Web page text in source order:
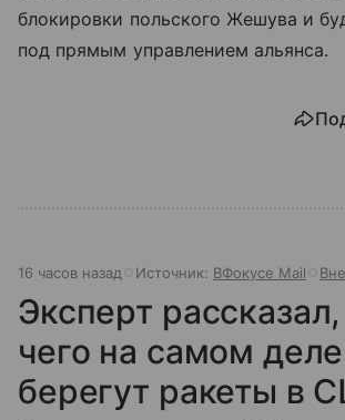
блокировки польского Жешува и
под прямым управлением альянса.
16 часов назад Источник: ВФокусе Mail
Эксперт
чего на самом деле
берегут ракеты в